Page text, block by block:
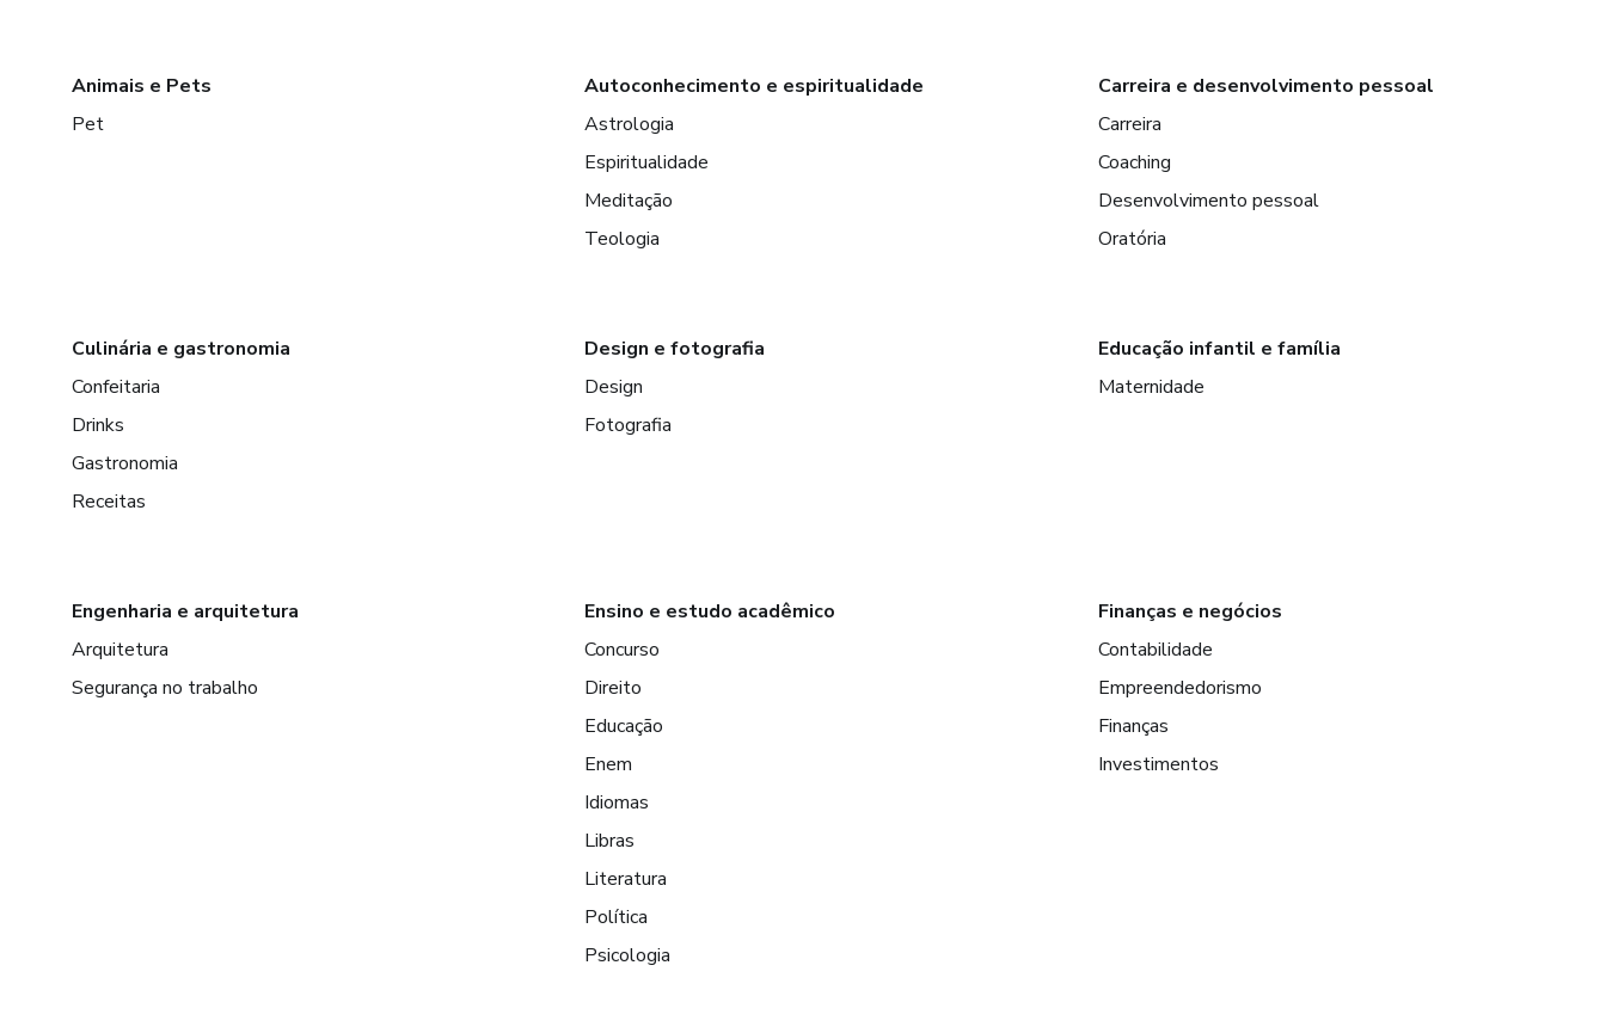
Animais e Pets
Pet
Autoconhecimento e espiritualidade
Astrologia
Espiritualidade
Meditação
Teologia
Carreira e desenvolvimento pessoal
Carreira
Coaching
Desenvolvimento pessoal
Oratória
Culinária e gastronomia
Confeitaria
Drinks
Gastronomia
Receitas
Design e fotografia
Design
Fotografia
Educação infantil e família
Maternidade
Engenharia e arquitetura
Arquitetura
Segurança no trabalho
Ensino e estudo acadêmico
Concurso
Direito
Educação
Enem
Idiomas
Libras
Literatura
Política
Psicologia
Finanças e negócios
Contabilidade
Empreendedorismo
Finanças
Investimentos